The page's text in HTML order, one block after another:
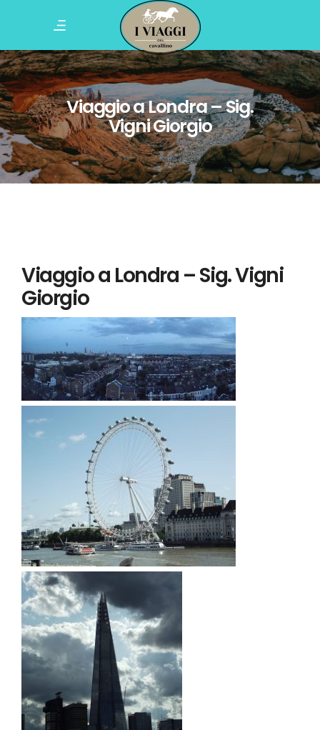
Viaggio a Londra – Sig.
Vigni Giorgio
Viaggio a Londra – Sig. Vigni
Giorgio